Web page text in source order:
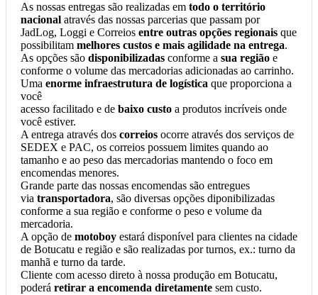
As nossas entregas são realizadas em todo o território
nacional através das nossas parcerias que passam por
JadLog, Loggi e Correios entre outras opções regionais que
possibilitam melhores custos e mais agilidade na entrega.
As opções são disponibilizadas conforme a sua região e
conforme o volume das mercadorias adicionadas ao carrinho.
Uma enorme infraestrutura de logística que proporciona a
você
acesso facilitado e de baixo custo a produtos incríveis onde
você estiver.
A entrega através dos correios ocorre através dos serviços de
SEDEX e PAC, os correios possuem limites quando ao
tamanho e ao peso das mercadorias mantendo o foco em
encomendas menores.
Grande parte das nossas encomendas são entregues
via transportadora, são diversas opções diponibilizadas
conforme a sua região e conforme o peso e volume da
mercadoria.
A opção de motoboy estará disponível para clientes na cidade
de Botucatu e região e são realizadas por turnos, ex.: turno da
manhã e turno da tarde.
Cliente com acesso direto à nossa produção em Botucatu,
poderá retirar a encomenda diretamente sem custo.